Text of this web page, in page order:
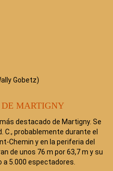
Gobetz)
MARTIGNY
destacado de Martigny. Se
C., probablemente durante el
Chemin y en la periferia del
de unos 76 m por 63,7 m y su
a 5.000 espectadores.